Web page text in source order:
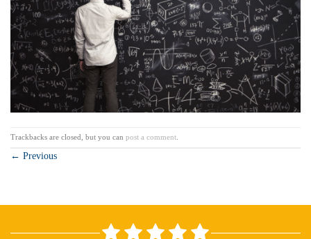
Trackbacks are closed, but you can post a comment
← Previous